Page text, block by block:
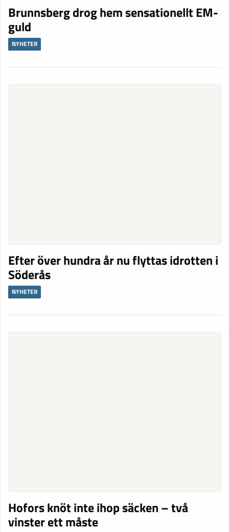
Brunnsberg drog hem sensationellt EM-
guld
NYHETER
Efter över hundra år nu flyttas idrotten i
Söderås
NYHETER
Hofors knöt inte ihop säcken – två
vinster ett måste